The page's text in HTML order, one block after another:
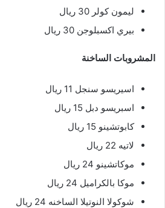
ليمون كولر 30 ريال
بيري اكسبلوجن 30 ريال
المشروبات الساخنة
اسيريسو سنجل 11 ريال
اسبريسو دبل 15 ريال
كابوتشينو 15 ريال
لاتيه 22 ريال
موكاتشينو 24 ريال
موكا بالكراميل 24 ريال
شوكولا النوتيلا الساخنه 24 ريال